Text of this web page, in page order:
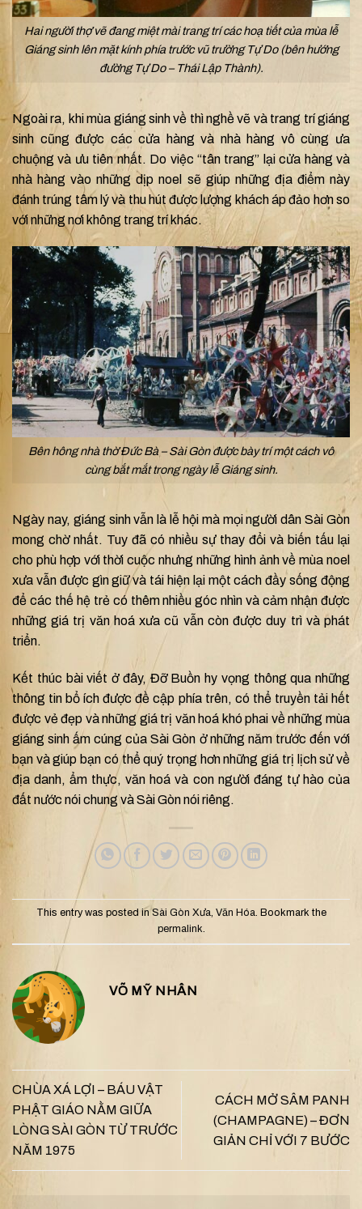
Hai người thợ vẽ đang miệt mài trang trí các hoạ tiết của mùa lễ
Giáng sinh lên mặt kính phía trước vũ trường Tự Do (bên hướng
đường Tự Do – Thái Lập Thành).
Ngoài ra, khi mùa giáng sinh về thì nghề vẽ và trang trí giáng
sinh cũng được các cửa hàng và nhà hàng vô cùng ưa
chuộng và ưu tiên nhất. Do việc “tân trang” lại cửa hàng và
nhà hàng vào những dịp noel sẽ giúp những địa điểm này
đánh trúng tâm lý và thu hút được lượng khách áp đảo hơn so
với những nơi không trang trí khác.
Bên hông nhà thờ Đức Bà – Sài Gòn được bày trí một cách vô
cùng bắt mắt trong ngày lễ Giáng sinh.
Ngày nay, giáng sinh vẫn là lễ hội mà mọi người dân Sài Gòn
mong chờ nhất. Tuy đã có nhiều sự thay đổi và biến tấu lại
cho phù hợp với thời cuộc nhưng những hình ảnh về mùa noel
xưa vẫn được gìn giữ và tái hiện lại một cách đầy sống động
để các thế hệ trẻ có thêm nhiều góc nhìn và cảm nhận được
những giá trị văn hoá xưa cũ vẫn còn được duy trì và phát
triển.
Kết thúc bài viết ở đây, Đỡ Buồn hy vọng thông qua những
thông tin bổ ích được đề cập phía trên, có thể truyền tải hết
được vẻ đẹp và những giá trị văn hoá khó phai về những mùa
giáng sinh ấm cúng của Sài Gòn ở những năm trước đến với
bạn và giúp bạn có thể quý trọng hơn những giá trị lịch sử về
địa danh, ẩm thực, văn hoá và con người đáng tự hào của
đất nước nói chung và Sài Gòn nói riêng.
This entry was posted inSài Gòn Xưa, Văn Hóa. Bookmark the
permalink.
VÕ MỸ NHÂN
CHÙA XÁ LỢI – BÁU VẬT
PHẬT GIÁO NẰM GIỮA
LÒNG SÀI GÒN TỪ TRƯỚC
NĂM 1975
CÁCH MỞ SÂM PANH
(CHAMPAGNE) – ĐƠN
GIẢN CHỈ VỚI 7 BƯỚC